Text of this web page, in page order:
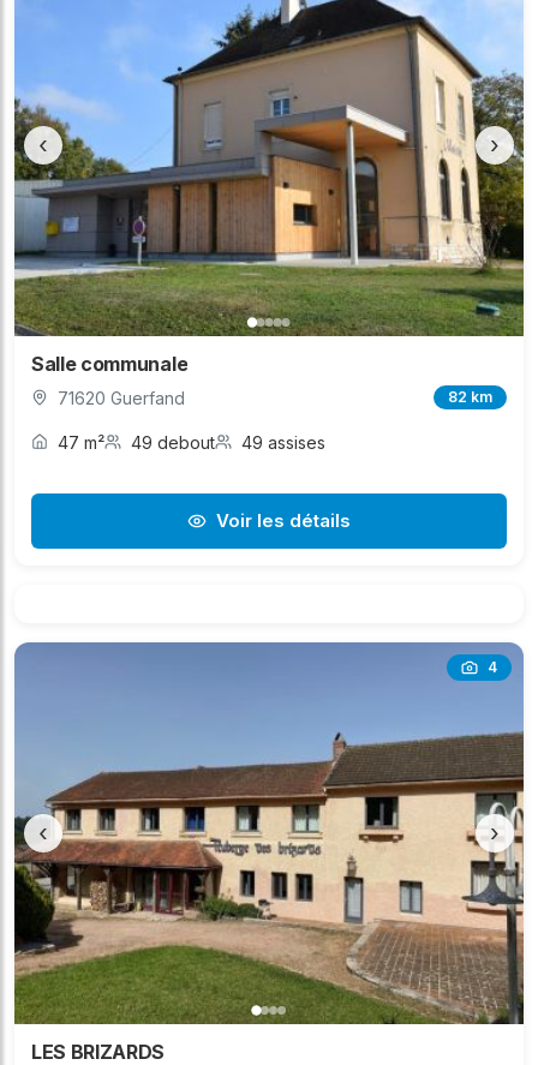
‹ ›
Salle communale
71620 Guerfand 82 km
47 m² 49 debout 49 assises
Voir les détails
4
‹ ›
LES BRIZARDS